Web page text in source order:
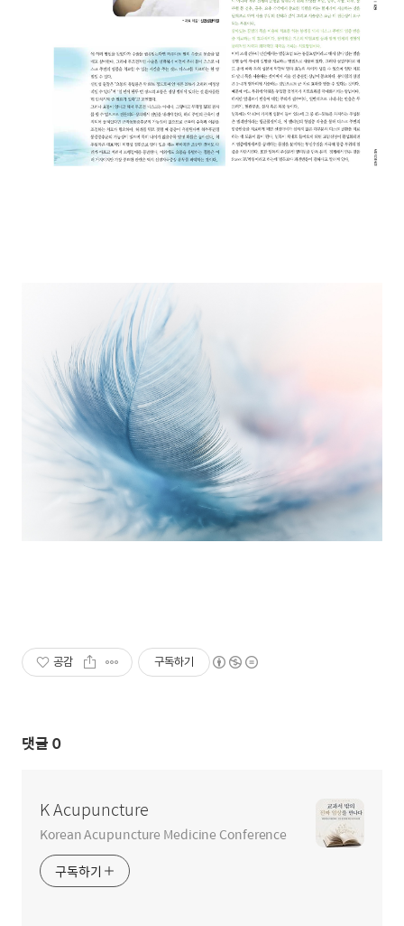
공감 구독하기
댓글 0
K Acupuncture
Korean Acupuncture Medicine Conference
구독하기